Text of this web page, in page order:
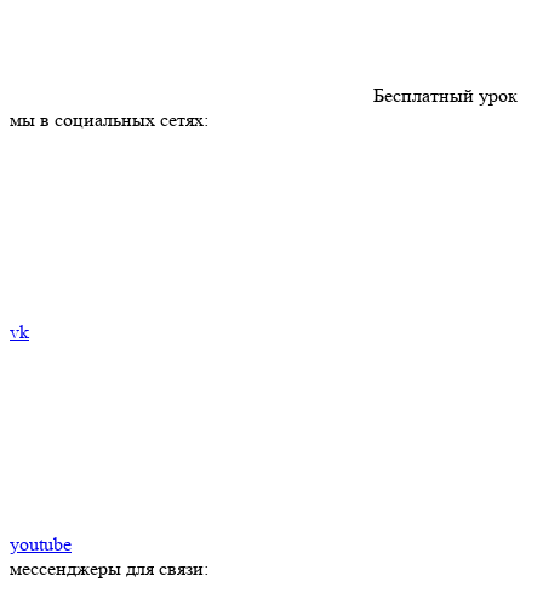
Бесплатный урок
мы в социальных сетях:
vk
youtube
мессенджеры для связи: